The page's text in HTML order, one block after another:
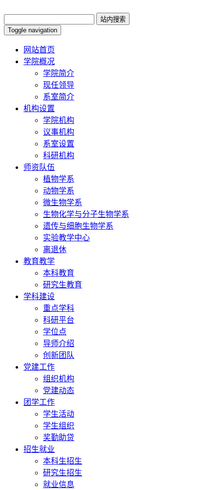
Toggle navigation
网站首页
学院概况
学院简介
现任领导
系室简介
机构设置
学院机构
议事机构
系室设置
科研机构
师资队伍
植物学系
动物学系
微生物学系
生物化学与分子生物学系
遗传与细胞生物学系
实验教学中心
离退休
教育教学
本科教育
研究生教育
学科建设
重点学科
科研平台
学位点
导师介绍
创新团队
党建工作
组织机构
党建动态
团学工作
学生活动
学生组织
奖勤助贷
招生就业
本科生招生
研究生招生
就业信息